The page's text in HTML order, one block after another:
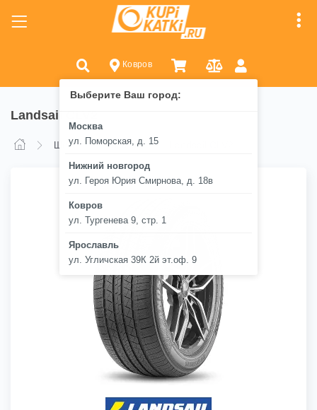
Ковров
Выберите Ваш город:
Москва
ул. Поморская, д. 15
Нижний новгород
ул. Героя Юрия Смирнова, д. 18в
Ковров
ул. Тургенева 9, стр. 1
Ярославль
ул. Угличская 39К 2й эт.оф. 9
Landsail CLV2
Шины Landsail